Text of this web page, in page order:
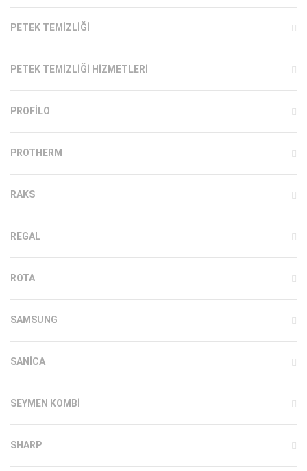
PETEK TEMIZLIĞI
PETEK TEMIZLIĞI HIZMETLERI
PROFILO
PROTHERM
RAKS
REGAL
ROTA
SAMSUNG
SANICA
SEYMEN KOMBI
SHARP